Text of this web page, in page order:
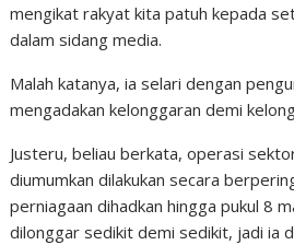
mengikat rakyat kita patuh kepada
dalam sidang media.
Malah katanya, ia selari dengan
mengadakan kelonggaran demi
Justeru, beliau berkata, operasi
diumumkan dilakukan secara
perniagaan dihadkan hingga pukul 8
dilonggar sedikit demi sedikit, jadi ia